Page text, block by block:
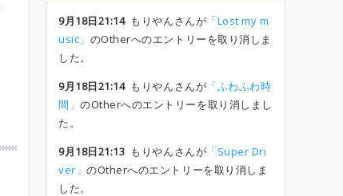
9月18日21:14もりやんさんが 「Lost my m
usic」 のOtherへのエントリーを取り消しま
した。
9月18日21:14もりやんさんが 「ふわふわ時
間」のOtherへのエントリーを取り消しまし
た。
9月18日21:13 もりやんさんが 「Super Dri
ver」のOtherへのエントリーを取り消しま
した。